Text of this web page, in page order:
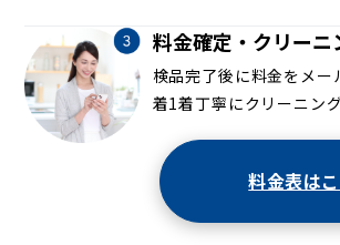
料金確定・クリーニ
検品完了後に料金をメー
着1着丁寧にクリーニン
料金表は